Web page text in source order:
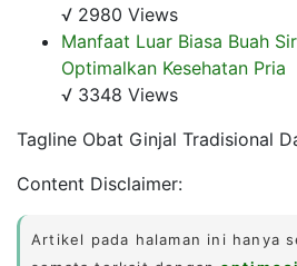
√ 2980 Views
Manfaat Luar Biasa Buah
Optimalkan Kesehatan Pria
√ 3348 Views
Tagline Obat Ginjal Tradisional
Content Disclaimer:
Artikel pada halaman ini hanya